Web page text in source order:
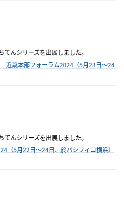
んシリーズを出展しました。
近畿本部フォーラム2024（5月23日～24
んシリーズを出展しました。
（5月22日～24日、於パシフィコ横浜）